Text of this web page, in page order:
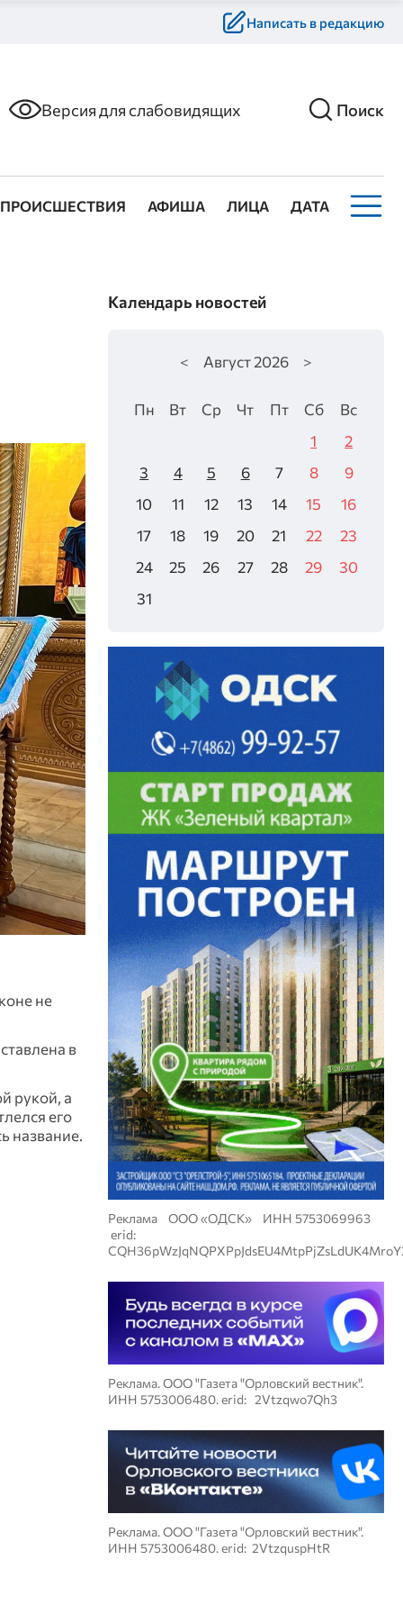
Написать в редакцию
Версия для слабовидящих Поиск
ПРОИСШЕСТВИЯ АФИША ЛИЦА ДАТА
не
в
рукой, а
его
название.
Календарь новостей
< Август2026 >
Пн Вт Ср Чт Пт Сб
Вс
1
2
3
4 5 6 7 8
9
10
11 12 13 14 15
16
17
18 19 20 21 22
23
24
25 26 27 28 29
30
31
Реклама ООО «ОДСК» ИНН 5753069963
erid:
Реклама. ООО "Газета "Орловский вестник".
ИНН 5753006480. erid: 2Vtzqwo7Qh3
Реклама. ООО "Газета "Орловский вестник".
ИНН 5753006480. erid: 2VtzquspHtR